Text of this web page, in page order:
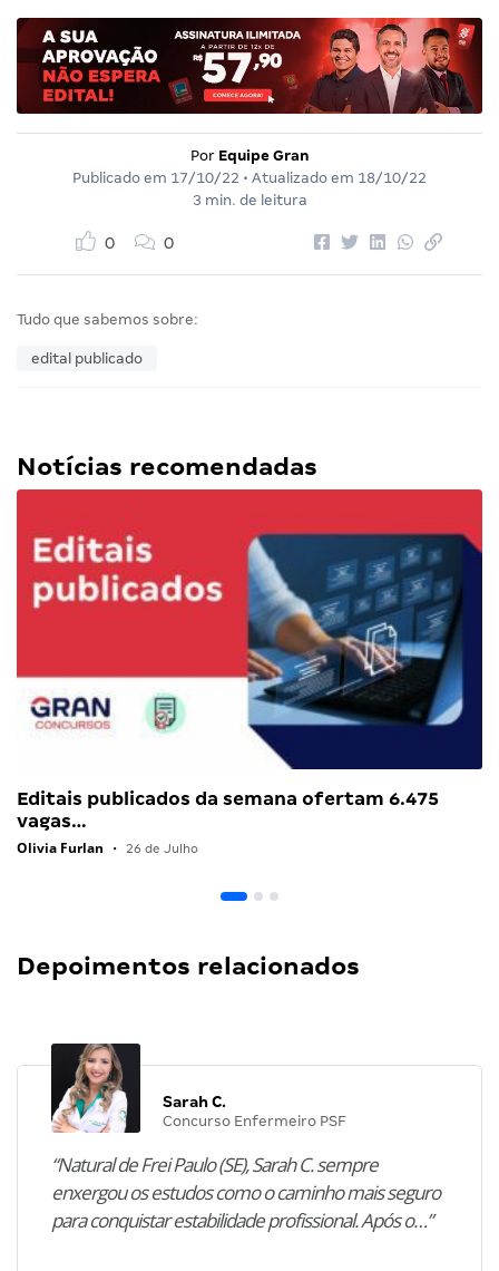
Por Equipe Gran
Publicado em 17/10/22 • Atualizado em 18/10/22
3 min. de leitura
0 0
Tudo que sabemos sobre:
edital publicado
Notícias recomendadas
Editais publicados da semana ofertam 6.475
vagas…
Olivia Furlan • 26 de Julho
Depoimentos relacionados
Sarah C.
Concurso Enfermeiro PSF
“Natural de Frei Paulo (SE), Sarah C. sempre
enxergou os estudos como o caminho mais seguro
para conquistar estabilidade profissional. Após o…”